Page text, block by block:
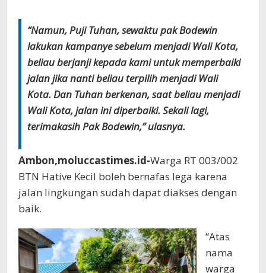
“Namun, Puji Tuhan, sewaktu pak Bodewin
lakukan kampanye sebelum menjadi Wali Kota,
beliau berjanji kepada kami untuk memperbaiki
jalan jika nanti beliau terpilih menjadi Wali
Kota. Dan Tuhan berkenan, saat beliau menjadi
Wali Kota, jalan ini diperbaiki. Sekali lagi,
terimakasih Pak Bodewin,” ulasnya.
Ambon,moluccastimes.id-Warga RT 003/002
BTN Hative Kecil boleh bernafas lega karena
jalan lingkungan sudah dapat diakses dengan
baik.
“Atas
nama
warga